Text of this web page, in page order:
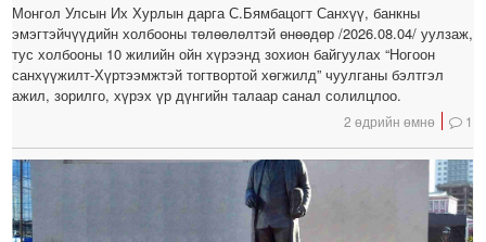
Монгол Улсын Их Хурлын дарга С.Бямбацогт Санхүү, банкны
эмэгтэйчүүдийн холбооны төлөөлөлтэй өнөөдөр /2026.08.04/ уулзаж,
тус холбооны 10 жилийн ойн хүрээнд зохион байгуулах “Ногоон
санхүүжилт-Хүртээмжтэй тогтвортой хөгжилд” чуулганы бэлтгэл
ажил, зорилго, хүрэх үр дүнгийн талаар санал солилцлоо.
2 өдрийн өмнө 1